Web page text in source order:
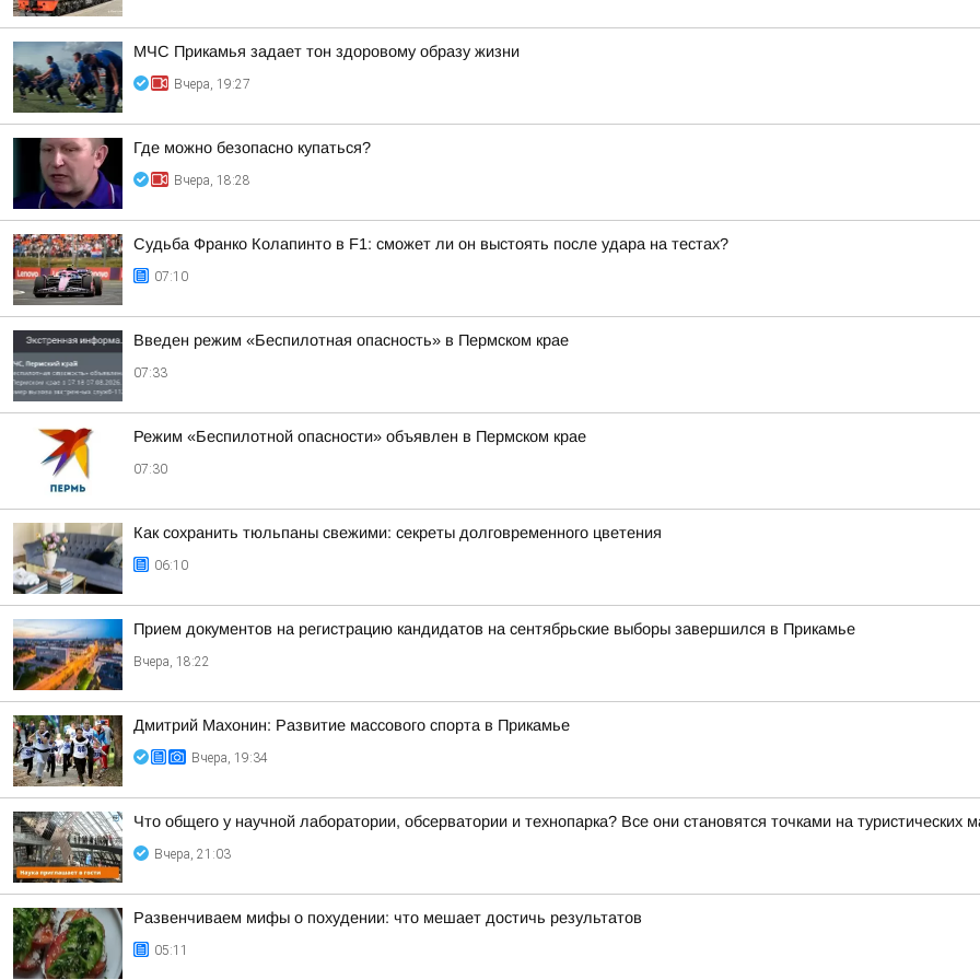
МЧС Прикамья задает тон здоровому образу жизни
Вчера, 19:27
Где можно безопасно купаться?
Вчера, 18:28
Судьба Франко Колапинто в F1: сможет ли он выстоять после удара на тестах?
07:10
Введен режим «Беспилотная опасность» в Пермском крае
07:33
Режим «Беспилотной опасности» объявлен в Пермском крае
07:30
Как сохранить тюльпаны свежими: секреты долговременного цветения
06:10
Прием документов на регистрацию кандидатов на сентябрьские выборы завершился в Прикамье
Вчера, 18:22
Дмитрий Махонин: Развитие массового спорта в Прикамье
Вчера, 19:34
Что общего у научной лаборатории, обсерватории и технопарка? Все они становятся точками на туристических
Вчера, 21:03
Развенчиваем мифы о похудении: что мешает достичь результатов
05:11